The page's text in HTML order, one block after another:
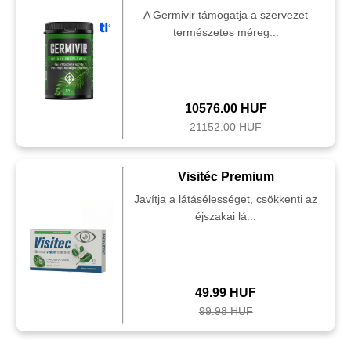
A Germivir támogatja a szervezet
természetes méreg...
10576.00 HUF
21152.00 HUF
Visitéc Premium
Javítja a látásélességet, csökkenti az
éjszakai lá...
49.99 HUF
99.98 HUF